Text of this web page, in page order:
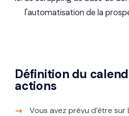
l'automatisation de la
Définition du
actions
Vous avez prévu d’être sur